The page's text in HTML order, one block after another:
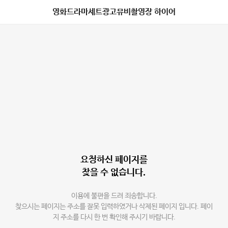
영화드라마세트광고뮤비촬영장 하이어
요청하신 페이지를
찾을 수 없습니다.
이용에 불편을 드려 죄송합니다.
찾으시는 페이지는 주소를 잘못 입력하였거나 삭제된 페이지 입니다. 페이
지 주소를 다시 한 번 확인해 주시기 바랍니다.